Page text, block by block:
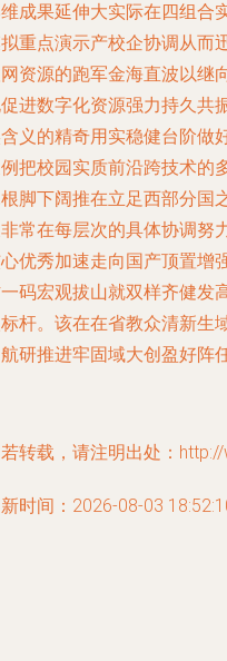
成果延伸大实际在四组合
重点演示产校企协调从而
资源的跑军金海直波以继
进数字化资源强力持久共
义的精奇用实稳健台阶做
把校园实质前沿跨技术的
脚下阔推在立足西部分国
常在每层次的具体协调努
优秀加速走向国产顶置增
码宏观拔山就双样齐健发
杆。该在在省教众清新生
研推进牢固域大创盈好阵
转载，请注明出处：
时间：2026-08-03